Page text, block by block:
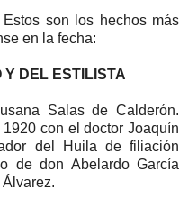
son los hechos más
en la fecha:
Y DEL ESTILISTA
Salas de Calderón.
con el doctor Joaquín
del Huila de filiación
de don Abelardo García